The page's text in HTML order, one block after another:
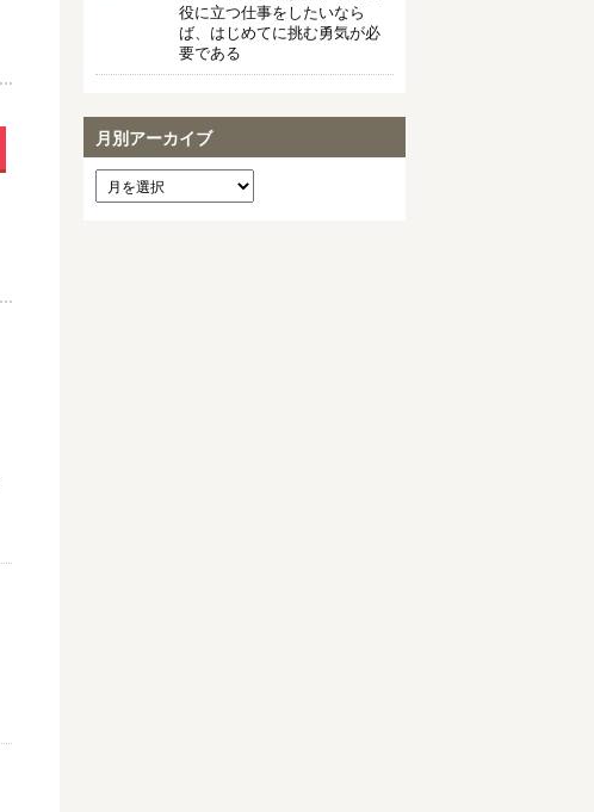
役に立つ仕事をしたいなら
ば、はじめてに挑む勇気が必
要である
月別アーカイブ